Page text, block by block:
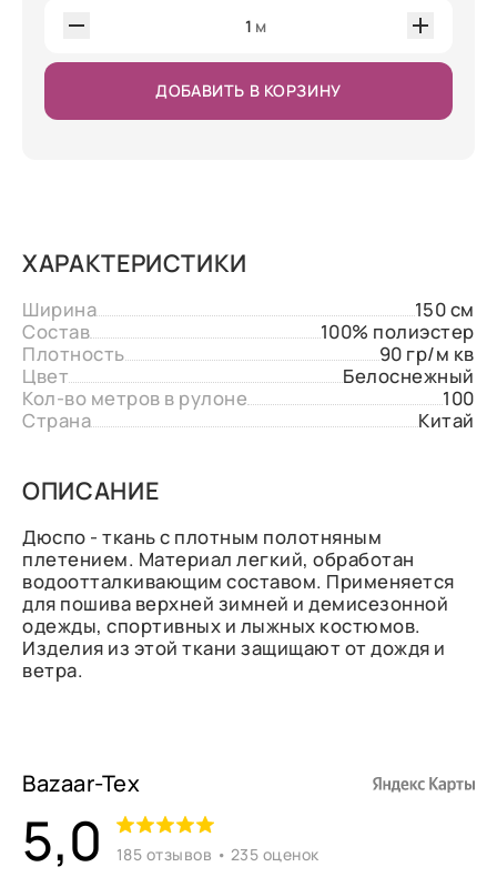
1 м
ДОБАВИТЬ В КОРЗИНУ
ХАРАКТЕРИСТИКИ
Ширина
150 см
Состав
100% полиэстер
Плотность
90 гр/м кв
Цвет
Белоснежный
Кол-во метров в рулоне
100
Страна
Китай
ОПИСАНИЕ
Дюспо - ткань с плотным полотняным
плетением. Материал легкий, обработан
водоотталкивающим составом. Применяется
для пошива верхней зимней и демисезонной
одежды, спортивных и лыжных костюмов.
Изделия из этой ткани защищают от дождя и
ветра.
Bazaar-Tex
5,0 185 отзывов • 235 оценок